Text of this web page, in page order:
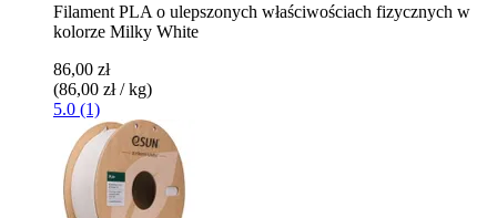
Filament PLA o ulepszonych właściwościach fizycznych w
kolorze Milky White
86,00 zł
(86,00 zł / kg)
5.0 (1)